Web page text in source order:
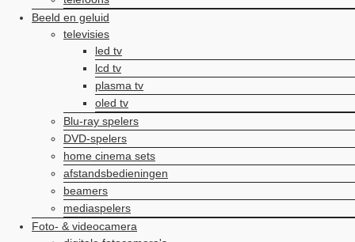
Beeld en geluid
televisies
led tv
lcd tv
plasma tv
oled tv
Blu-ray spelers
DVD-spelers
home cinema sets
afstandsbedieningen
beamers
mediaspelers
Foto- & videocamera